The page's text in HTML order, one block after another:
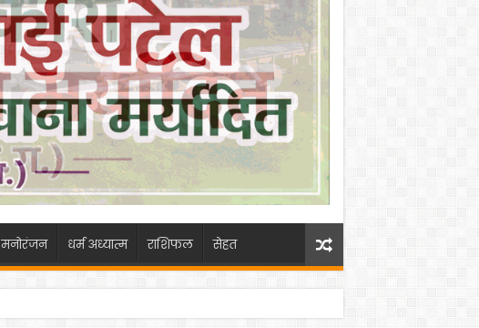
मनोरंजन धर्म अध्यात्म राशिफल सेहत